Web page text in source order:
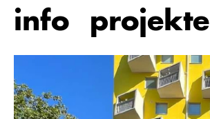
Zum
Hauptinhalt
info projekte